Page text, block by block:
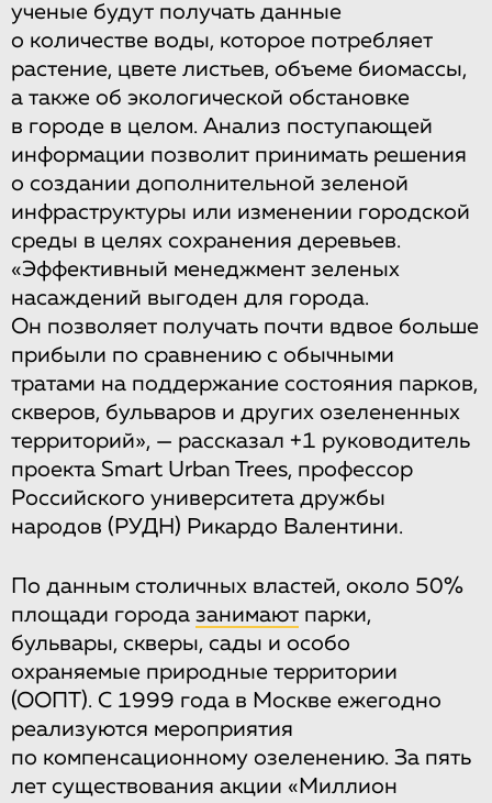
ученые будут получать данные
о количестве воды, которое потребляет
растение, цвете листьев, объеме биомассы,
а также об экологической обстановке
в городе в целом. Анализ поступающей
информации позволит принимать решения
о создании дополнительной зеленой
инфраструктуры или изменении городской
среды в целях сохранения деревьев.
«Эффективный менеджмент зеленых
насаждений выгоден для города.
Он позволяет получать почти вдвое больше
прибыли по сравнению с обычными
тратами на поддержание состояния парков,
скверов, бульваров и других озелененных
территорий», — рассказал +1 руководитель
проекта Smart Urban Trees, профессор
Российского университета дружбы
народов (РУДН) Рикардо Валентини.
По данным столичных властей, около 50%
площади города занимают парки,
бульвары, скверы, сады и особо
охраняемые природные территории
(ООПТ). С 1999 года в Москве ежегодно
реализуются мероприятия
по компенсационному озеленению. За пять
лет существования акции «Миллион